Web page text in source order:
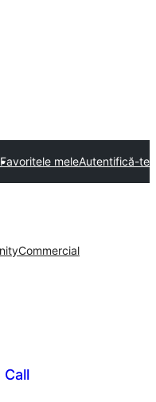
Favoritele meleAutentifică-te
Commercial
Call